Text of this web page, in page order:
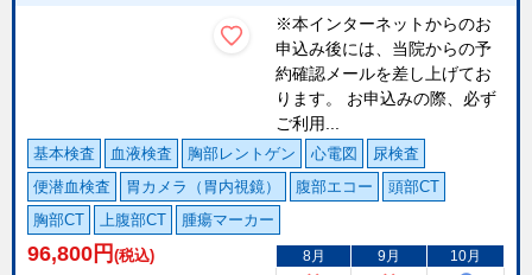
※本インターネットからのお
申込み後には、当院からの予
約確認メールを差し上げてお
ります。 お申込みの際、必ず
ご利用...
基本検査 血液検査 胸部レントゲン 心電図
尿検査
便潜血検査
胃カメラ（胃内視鏡） 腹部エコー
頭部CT
胸部CT
上腹部CT 腫瘍マーカー
96,800 円 (税込) 8月 9月 10月